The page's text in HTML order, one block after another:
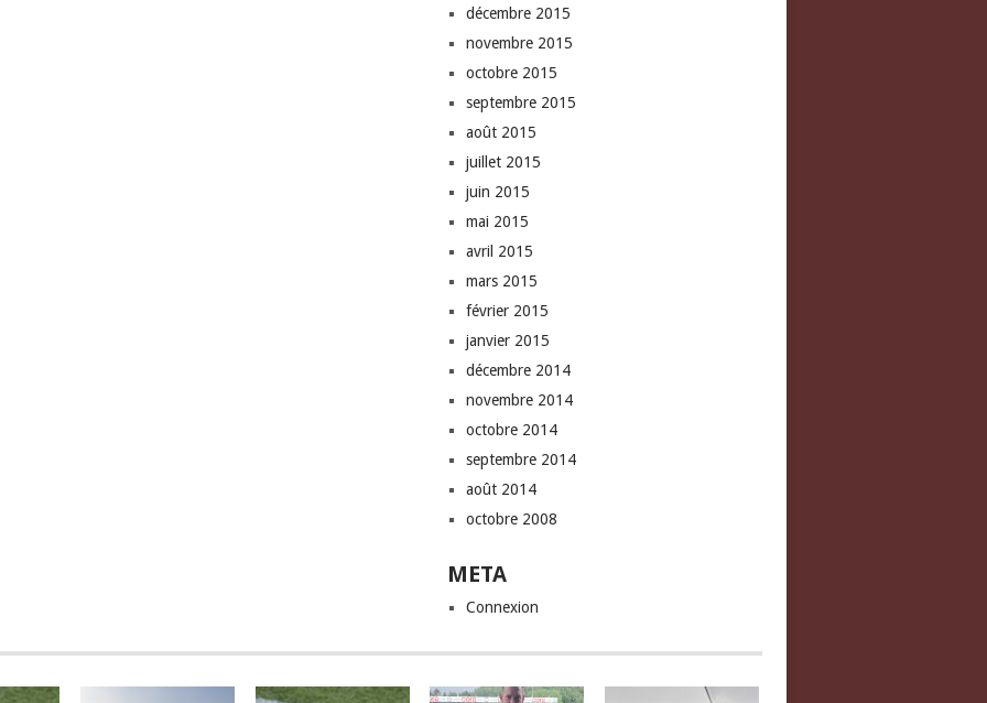
décembre 2015
novembre 2015
octobre 2015
septembre 2015
août 2015
juillet 2015
juin 2015
mai 2015
avril 2015
mars 2015
février 2015
janvier 2015
décembre 2014
novembre 2014
octobre 2014
septembre 2014
août 2014
octobre 2008
META
Connexion